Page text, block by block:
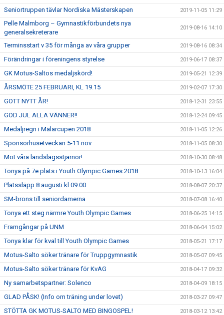
Seniortruppen tävlar Nordiska Mästerskapen 2019-11-05 11:29
Pelle Malmborg – Gymnastikförbundets nya
generalsekreterare
2019-08-16 14:10
Terminsstart v 35 för många av våra grupper 2019-08-16 08:34
Förändringar i föreningens styrelse 2019-06-17 08:37
GK Motus-Saltos medaljskörd! 2019-05-21 12:39
ÅRSMÖTE 25 FEBRUARI, KL 19.15 2019-02-07 17:30
GOTT NYTT ÅR! 2018-12-31 23:55
GOD JUL ALLA VÄNNER!! 2018-12-24 09:45
Medaljregn i Mälarcupen 2018 2018-11-05 12:26
Sponsorhusetveckan 5-11 nov 2018-11-05 08:30
Möt våra landslagsstjärnor! 2018-10-30 08:48
Tonya på 7e plats i Youth Olympic Games 2018 2018-10-13 16:04
Platssläpp 8 augusti kl 09.00 2018-08-07 20:37
SM-brons till seniordamerna 2018-07-08 16:40
Tonya ett steg närmre Youth Olympic Games 2018-06-25 14:15
Framgångar på UNM 2018-06-04 15:02
Tonya klar för kval till Youth Olympic Games 2018-05-21 17:17
Motus-Salto söker tränare för Truppgymnastik 2018-05-07 09:45
Motus-Salto söker tränare för KvAG 2018-04-17 09:32
Ny samarbetspartner: Solenco 2018-04-09 18:15
GLAD PÅSK! (Info om träning under lovet) 2018-03-27 09:47
STÖTTA GK MOTUS-SALTO MED BINGOSPEL! 2018-03-12 13:42